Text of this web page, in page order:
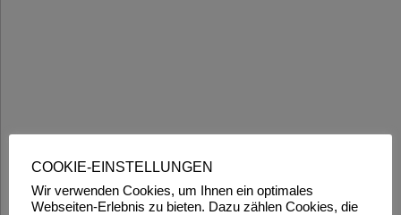
COOKIE-EINSTELLUNGEN
Wir verwenden Cookies, um Ihnen ein optimales
Webseiten-Erlebnis zu bieten. Dazu zählen Cookies, die